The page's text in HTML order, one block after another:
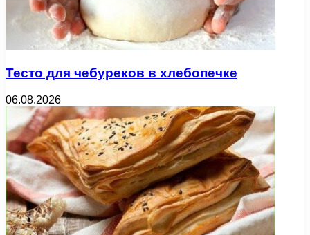
Тесто для чебуреков в хлебопечке
06.08.2026